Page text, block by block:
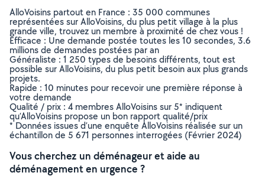
AlloVoisins partout en France : 35 000 communes
représentées sur AlloVoisins, du plus petit village à la plus
grande ville, trouvez un membre à proximité de chez vous !
Efficace : Une demande postée toutes les 10 secondes, 3.6
millions de demandes postées par an
Généraliste : 1 250 types de besoins différents, tout est
possible sur AlloVoisins, du plus petit besoin aux plus grands
projets.
Rapide : 10 minutes pour recevoir une première réponse à
votre demande
Qualité / prix : 4 membres AlloVoisins sur 5* indiquent
qu’AlloVoisins propose un bon rapport qualité/prix
* Données issues d’une enquête AlloVoisins réalisée sur un
échantillon de 5 671 personnes interrogées (Février 2024)
Vous cherchez un déménageur et aide au
déménagement en urgence ?